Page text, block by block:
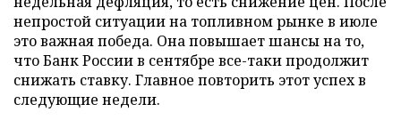
непростой ситуации на топливном рынке в июле
это важная победа. Она повышает шансы на то,
что Банк России в сентябре все-таки продолжит
снижать ставку. Главное повторить этот успех в
следующие недели.